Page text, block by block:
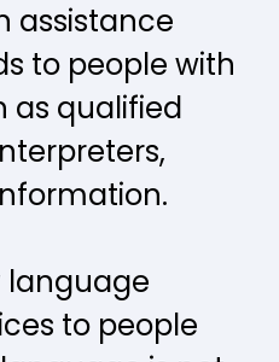
assistance
to people with
as qualified
language
to people